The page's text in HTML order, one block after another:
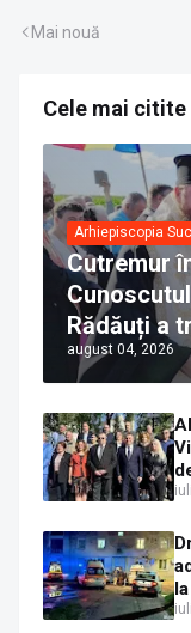
Mai nouă
Cele mai citite
Arhiepiscopia
Cutremur
Rădăuți a
Ortodoxă
că îi
august 04, 2026